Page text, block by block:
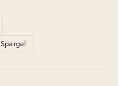
Spargel